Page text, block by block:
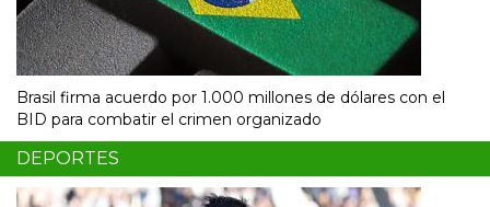
Brasil firma acuerdo por 1.000 millones de dólares con el
BID para combatir el crimen organizado
DEPORTES